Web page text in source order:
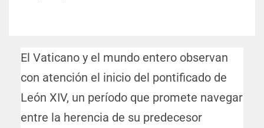
El Vaticano y el mundo entero observan
con atención el inicio del pontificado de
León XIV, un período que promete navegar
entre la herencia de su predecesor